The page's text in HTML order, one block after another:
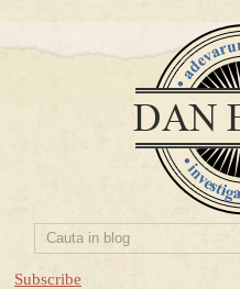
Subscribe